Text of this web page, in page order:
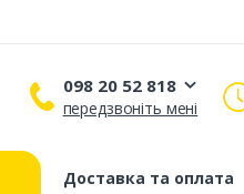
098 20 52 818
098 20 52 818
093 80 63 881
передзвоніть мені
Доставка та оплата